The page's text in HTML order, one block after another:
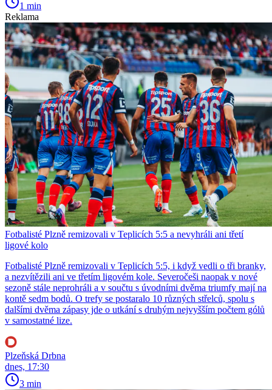
1 min
Reklama
Fotbalisté Plzně remizovali v Teplicích 5:5 a nevyhráli ani třetí
ligové kolo
Fotbalisté Plzně remizovali v Teplicích 5:5, i když vedli o tři branky,
a nezvítězili ani ve třetím ligovém kole. Severočeši naopak v nové
sezoně stále neprohráli a v součtu s úvodními dvěma triumfy mají na
kontě sedm bodů. O trefy se postaralo 10 různých střelců, spolu s
dalšími dvěma zápasy jde o utkání s druhým nejvyšším počtem gólů
v samostatné lize.
Plzeňská Drbna
dnes, 17:30
3 min